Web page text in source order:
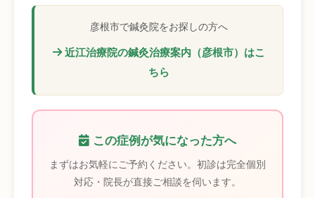
彦根市で鍼灸院をお探しの方へ
近江治療院の鍼灸治療案内（彦根市）はこ
ちら
この症例が気になった方へ
まずはお気軽にご予約ください。初診は完全個別
対応・院長が直接ご相談を伺います。